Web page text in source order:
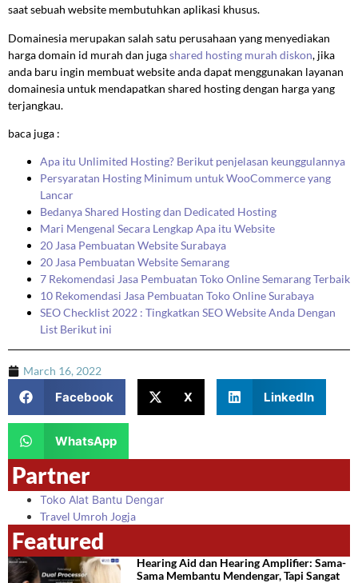
saat sebuah website membutuhkan aplikasi khusus.
Domainesia merupakan salah satu perusahaan yang menyediakan
harga domain id murah dan jugashared hosting murah diskon, jika
anda baru ingin membuat website anda dapat menggunakan layanan
domainesia untuk mendapatkan shared hosting dengan harga yang
terjangkau.
baca juga :
Apa itu Unlimited Hosting? Berikut penjelasan keunggulannya
Persyaratan Hosting Minimum untuk WooCommerce yang
Lancar
Bedanya Shared Hosting dan Dedicated Hosting
Mari Mengenal Secara Lengkap Apa itu Website
20 Jasa Pembuatan Website Surabaya
20 Jasa Pembuatan Website Semarang
7 Rekomendasi Jasa Pembuatan Toko Online Semarang Terbaik
10 Rekomendasi Jasa Pembuatan Toko Online Surabaya
SEO Checklist 2022 : Tingkatkan SEO Website Anda Dengan
List Berikut ini
March 16, 2022
Facebook X LinkedIn
WhatsApp
Partner
Toko Alat Bantu Dengar
Travel Umroh Jogja
Featured
Hearing Aid dan Hearing Amplifier: Sama-
Sama Membantu Mendengar, Tapi Sangat